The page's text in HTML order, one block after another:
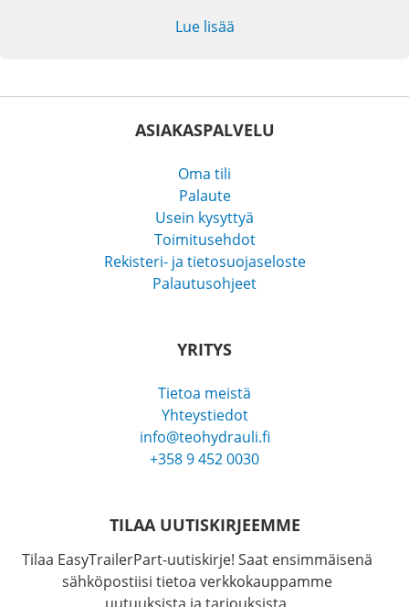
Lue lisää
ASIAKASPALVELU
Oma tili
Palaute
Usein kysyttyä
Toimitusehdot
Rekisteri- ja tietosuojaseloste
Palautusohjeet
YRITYS
Tietoa meistä
Yhteystiedot
info@teohydrauli.fi
+358 9 452 0030
TILAA UUTISKIRJEEMME
Tilaa EasyTrailerPart-uutiskirje! Saat ensimmäisenä
sähköpostiisi tietoa verkkokauppamme